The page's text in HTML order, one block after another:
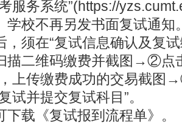
服务系统”(https://
学校不再另发书面复试通知
，须在“复试信息确认及复
描二维码缴费并截图→②点
，上传缴费成功的交易截
试并提交复试科目”。
载《复试报到流程单》。